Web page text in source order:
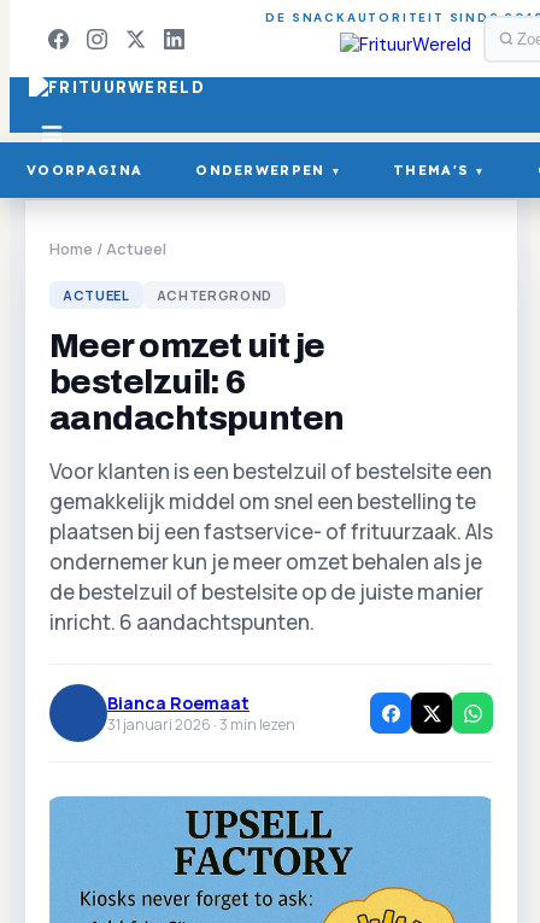
DE SNACKAUTORITEIT SINDS
VOORPAGINA ONDERWERPEN ▾ THEMA'S ▾
Home /Actueel
ACTUEEL ACHTERGROND
Meer omzet uit je
bestelzuil: 6
aandachtspunten
Voor klanten is een bestelzuil of bestelsite een
gemakkelijk middel om snel een bestelling te
plaatsen bij een fastservice- of frituurzaak. Als
ondernemer kun je meer omzet behalen als je
de bestelzuil of bestelsite op de juiste manier
inricht. 6 aandachtspunten.
Bianca Roemaat
31 januari 2026 ·3 min lezen